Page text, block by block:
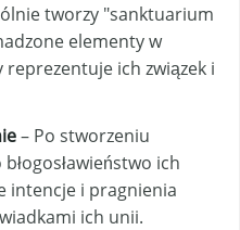
tworzy "sanktuarium
elementy w
reprezentuje ich związek i
– Po stworzeniu
ich
intencje i pragnienia
ich unii.